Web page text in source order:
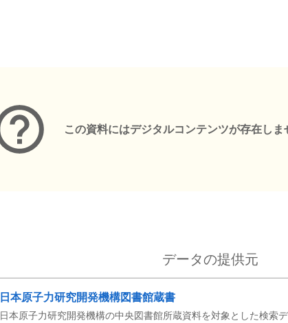
この資料にはデジタルコンテンツが存在しま
データの提供元
日本原子力研究開発機構図書館蔵書
日本原子力研究開発機構の中央図書館所蔵資料を対象とした検索